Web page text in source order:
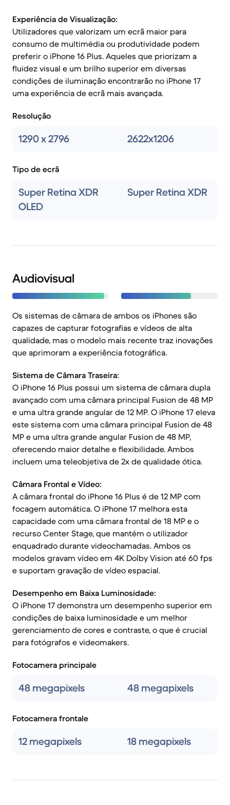
Experiência de Visualização:
Utilizadores que valorizam um ecrã maior para
consumo de multimédia ou produtividade podem
preferir o iPhone 16 Plus. Aqueles que priorizam a
fluidez visual e um brilho superior em diversas
condições de iluminação encontrarão no iPhone 17
uma experiência de ecrã mais avançada.
Resolução
1290 x 2796 2622x1206
Tipo de ecrã
Super Retina XDR
OLED
Super Retina XDR
Audiovisual
Os sistemas de câmara de ambos os iPhones são
capazes de capturar fotografias e vídeos de alta
qualidade, mas o modelo mais recente traz inovações
que aprimoram a experiência fotográfica.
Sistema de Câmara Traseira:
O iPhone 16 Plus possui um sistema de câmara dupla
avançado com uma câmara principal Fusion de 48 MP
e uma ultra grande angular de 12 MP. O iPhone 17 eleva
este sistema com uma câmara principal Fusion de 48
MP e uma ultra grande angular Fusion de 48 MP,
oferecendo maior detalhe e flexibilidade. Ambos
incluem uma teleobjetiva de 2x de qualidade ótica.
Câmara Frontal e Vídeo:
A câmara frontal do iPhone 16 Plus é de 12 MP com
focagem automática. O iPhone 17 melhora esta
capacidade com uma câmara frontal de 18 MP e o
recurso Center Stage, que mantém o utilizador
enquadrado durante videochamadas. Ambos os
modelos gravam vídeo em 4K Dolby Vision até 60 fps
e suportam gravação de vídeo espacial.
Desempenho em Baixa Luminosidade:
O iPhone 17 demonstra um desempenho superior em
condições de baixa luminosidade e um melhor
gerenciamento de cores e contraste, o que é crucial
para fotógrafos e videomakers.
Fotocamera principale
48 megapixels 48 megapixels
Fotocamera frontale
12 megapixels 18 megapixels